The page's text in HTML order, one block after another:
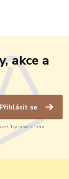
akce a
Přihlásit se
newsletteru.